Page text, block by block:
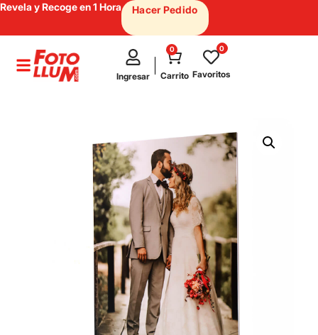
Revela y Recoge en 1 Hora Hacer Pedido
Ingresar
test
0
Carrito Favoritos
0